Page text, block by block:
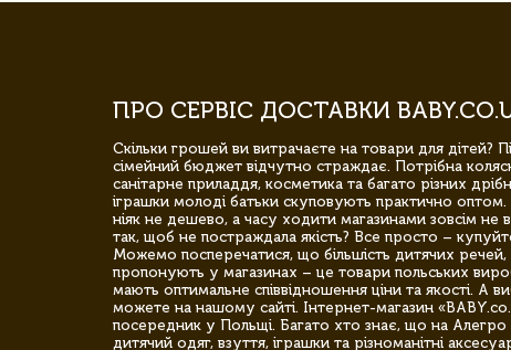
ПРО СЕРВІС ДОСТАВКИ
Скільки грошей ви витрачаєте на товари для дітей?
сімейний бюджет відчутно страждає. Потрібна
санітарне приладдя, косметика та багато різних
іграшки молоді батьки скуповують практично
ніяк не дешево, а часу ходити магазинами зовсім не
так, щоб не постраждала якість? Все просто –
Можемо посперечатися, що більшість дитячих речей,
пропонують у магазинах – це товари польських
мають оптимальне співвідношення ціни та якості. А
можете на нашому сайті. Інтернет-магазин
посередник у Польщі. Багато хто знає, що на
дитячий одяг, взуття, іграшки та різноманітні